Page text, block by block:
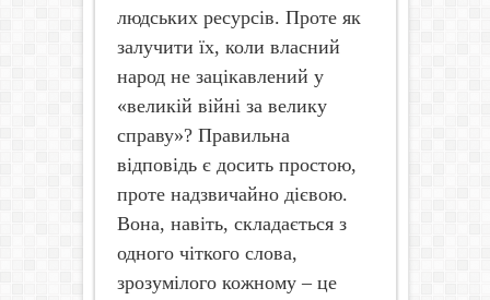
людських ресурсів. Проте як
залучити їх, коли власний
народ не зацікавлений у
«великій війні за велику
справу»? Правильна
відповідь є досить простою,
проте надзвичайно дієвою.
Вона, навіть, складається з
одного чіткого слова,
зрозумілого кожному – це